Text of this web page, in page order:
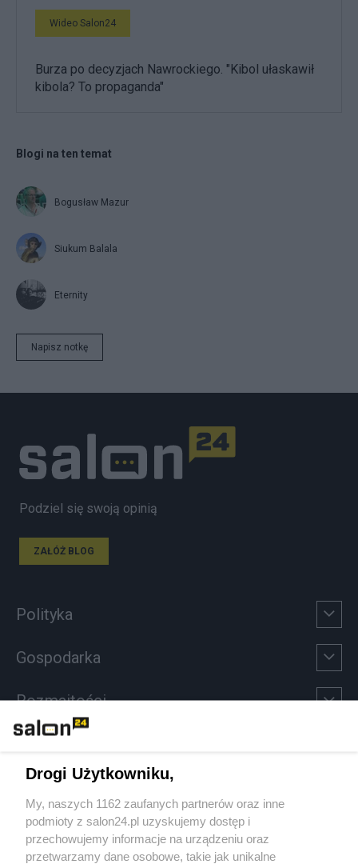
Wideo Salon24
Burza po decyzjach Nawrockiego. "Kibol ułaskawił
kibola? To propaganda"
Blogi na ten temat
Bogusław Mazur
Siukum Balala
Eternity
Napisz notkę
Podziel się swoją opinią
ZAŁÓŻ BLOG
Polityka
Gospodarka
Rozmaitości
Sport
Społeczeństwo
Drogi Użytkowniku,
My, naszych 1162 zaufanych partnerów oraz inne
podmioty z salon24.pl uzyskujemy dostęp i
przechowujemy informacje na urządzeniu oraz
przetwarzamy dane osobowe, takie jak unikalne